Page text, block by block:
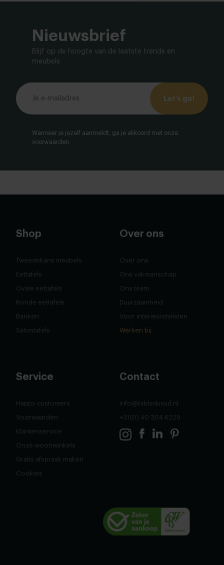
Nieuwsbrief
Blijf op de hoogte van de laatste trends en
meubels
Let's go!
Wanneer je jezelf aanmeldt, ga je akkoord met onze
voorwaarden
Shop
Tweedekans meubels
Eettafels
Ovale eettafels
Ronde eettafels
Banken
Salontafels
Over ons
Over ons
Ons vakmanschap
Ons team
Duurzaamheid
Voor interieurstylisten
Werken bij
Service
Happy customers
Voorwaarden
Klantenservice
Onze woonwinkels
Gratis afspraak maken
Cookies
Contact
info@tabledusud.nl
+31(0) 40 304 6229